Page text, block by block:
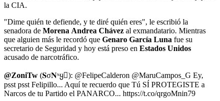
la CIA.
"Dime quién te defiende, y te diré quién eres", le escribió la
senadora de Morena Andrea Chávez al exmandatario. Mientras
que alguien más le recordó que Genaro García Luna fue su
secretario de Seguridad y hoy está preso en Estados Unidos
acusado de narcotráfico.
@ZoniTw (𝐒σ𝐍ᶰყ): @FelipeCalderon @MaruCampos_G Ey,
psst psst Felipillo... Aquí te recuerdo que Tú SÍ PROTEGISTE a
Narcos de tu Partido el PANARCO... https://t.co/qrgoMnin79